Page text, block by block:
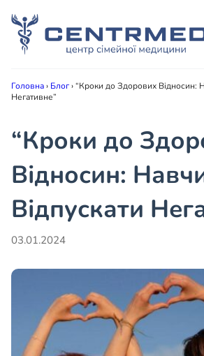
Головна› Блог›“Кроки до Здорових Відносин:
Негативне”
“Кроки до
Відносин:
Відпускати
03.01.2024